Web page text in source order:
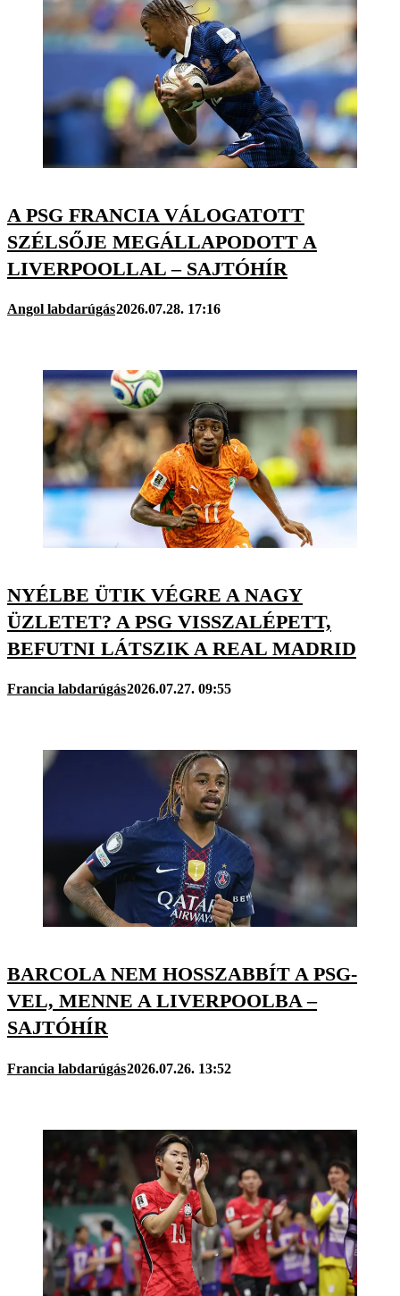
A PSG FRANCIA VÁLOGATOTT
SZÉLSŐJE MEGÁLLAPODOTT A
LIVERPOOLLAL – SAJTÓHÍR
Angol labdarúgás2026.07.28. 17:16
NYÉLBE ÜTIK VÉGRE A NAGY
ÜZLETET? A PSG VISSZALÉPETT,
BEFUTNI LÁTSZIK A REAL MADRID
Francia labdarúgás2026.07.27. 09:55
BARCOLA NEM HOSSZABBÍT A PSG-
VEL, MENNE A LIVERPOOLBA –
SAJTÓHÍR
Francia labdarúgás2026.07.26. 13:52